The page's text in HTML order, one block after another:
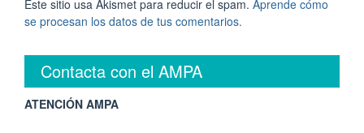
Este sitio usa Akismet para reducir el spam. Aprende cómo
se procesan los datos de tus comentarios.
Contacta con el AMPA
ATENCIÓN AMPA